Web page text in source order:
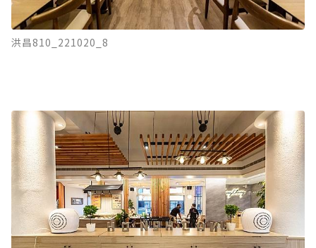
洪昌810_221020_8